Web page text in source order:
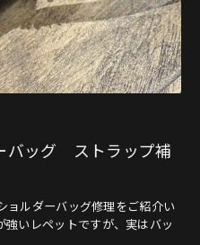
バッグ ストラップ補
ルダーバッグ修理をご紹介い
いレペットですが、実はバッ